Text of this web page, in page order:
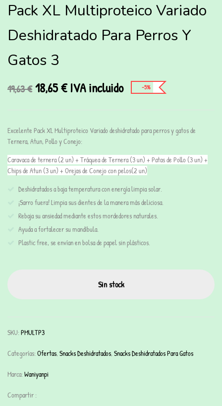
Pack XL Multiproteico Variado
Deshidratado Para Perros Y
Gatos 3
19,63€ 18,65€IVA incluido -5%
Excelente Pack XL Multiproteico Variado deshidratado para perros y gatos de
Ternera, Atun, Pollo y Conejo:
Caravaca de ternera (2 un) + Tráquea de Ternera (3 un) + Patas de Pollo (3 un) +
Chips de Atun (3 un) + Orejas de Conejo con pelos(2 un)
Deshidratados a baja temperatura con energía limpia solar.
¡Sarro fuera! Limpia sus dientes de la manera más deliciosa.
Rebaja su ansiedad mediante estos mordedores naturales.
Ayuda a fortalecer su mandíbula.
Plastic free, se envían en bolsa de papel sin plásticos.
Sin stock
SKU: PMULTP3
Categorías: Ofertas, Snacks Deshidratados, Snacks Deshidratados Para Gatos
Marca: Waniyanpi
Compartir :